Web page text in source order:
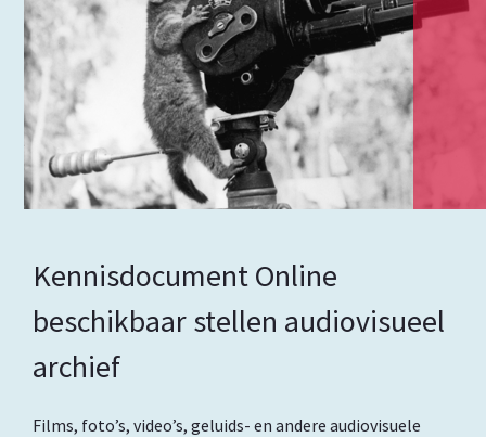
Kennisdocument Online
beschikbaar stellen audiovisueel
archief
Films, foto’s, video’s, geluids- en andere audiovisuele